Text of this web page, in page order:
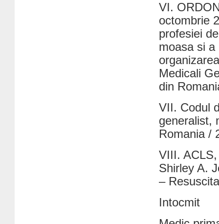
VI.
octombrie
profesiei
moasa si a
Medicali
din
VII. Codul
generalist,
Romania /
VIII.
Shirley A.
–
Intocmit